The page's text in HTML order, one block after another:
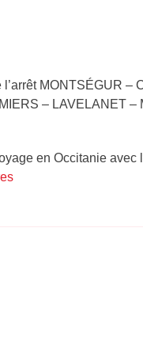
MONTSÉGUR –
– LAVELANET –
en Occitanie avec